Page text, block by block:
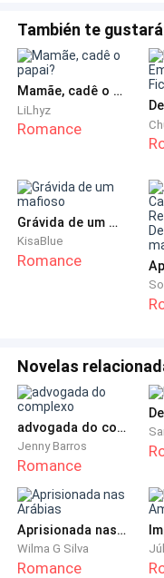
Mas ao mesmo
filho com Jardel. Eu
eu esperava
exatamente quando.
filhos? Então...
Meu instinto
futuro não fosse.
me importava em
doente...
- Quanto tempo
Ouvi a gargalhada
recostava na
dos seus olhos.
- Doutor, está rindo
- Me desculpe,
engraçada sua
entender que há
También te
Mamãe, cadê o papai?
LiLhyz
Romance
Grávida de um mafioso
KisaBlue
Romance
Novelas
advogada do complexo
Jenny Barros
Romance
Aprisionada nas Arábias
Wilma G Silva
Romance